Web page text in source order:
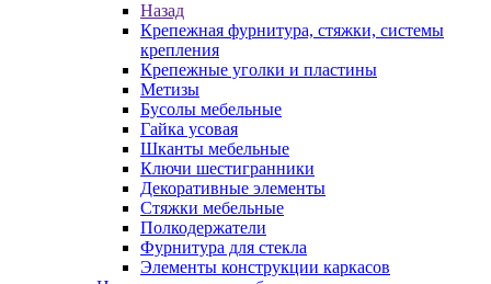
Назад
Крепежная фурнитура, стяжки, системы
крепления
Крепежные уголки и пластины
Метизы
Бусолы мебельные
Гайка усовая
Шканты мебельные
Ключи шестигранники
Декоративные элементы
Стяжки мебельные
Полкодержатели
Фурнитура для стекла
Элементы конструкции каркасов